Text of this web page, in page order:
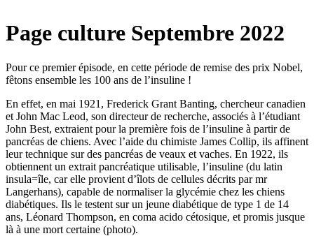
Page culture Septembre 2022
Pour ce premier épisode, en cette période de remise des prix Nobel,
fêtons ensemble les 100 ans de l’insuline !
En effet, en mai 1921, Frederick Grant Banting, chercheur canadien
et John Mac Leod, son directeur de recherche, associés à l’étudiant
John Best, extraient pour la première fois de l’insuline à partir de
pancréas de chiens. Avec l’aide du chimiste James Collip, ils affinent
leur technique sur des pancréas de veaux et vaches. En 1922, ils
obtiennent un extrait pancréatique utilisable, l’insuline (du latin
insula=île, car elle provient d’îlots de cellules décrits par mr
Langerhans), capable de normaliser la glycémie chez les chiens
diabétiques. Ils le testent sur un jeune diabétique de type 1 de 14
ans, Léonard Thompson, en coma acido cétosique, et promis jusque
là à une mort certaine (photo).